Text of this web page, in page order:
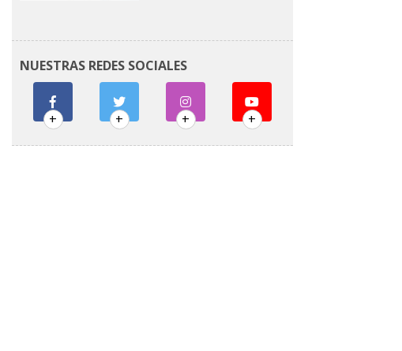
NUESTRAS REDES SOCIALES
+ + + +